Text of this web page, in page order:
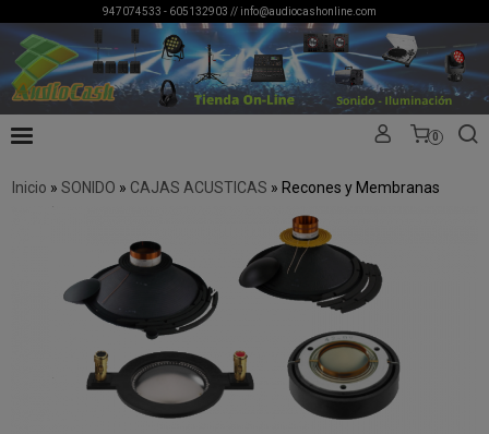
947074533 - 605132903 // info@audiocashonline.com
0
Inicio » SONIDO » CAJAS ACUSTICAS » Recones y Membranas